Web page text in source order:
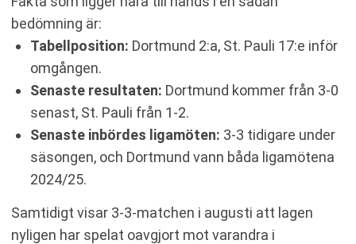
bedömning är:
Tabellposition: Dortmund 2:a, St. Pauli 17:e inför
omgången.
Senaste resultaten: Dortmund kommer från 3-0
senast, St. Pauli från 1-2.
Senaste inbördes ligamöten: 3-3 tidigare under
säsongen, och Dortmund vann båda ligamötena
2024/25.
Samtidigt visar 3-3-matchen i augusti att lagen
nyligen har spelat oavgjort mot varandra i